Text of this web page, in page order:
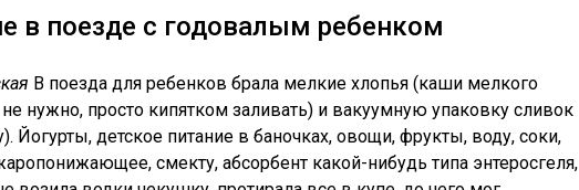
в поезде с годовалым ребенком
В поезда для ребенков брала мелкие хлопья (каши мелкого
нужно, просто кипятком заливать) и вакуумную упаковку сливок
Йогурты, детское питание в баночках, овощи, фрукты, воду, соки,
смекту, абсорбент какой-нибудь типа энтеросгеля,